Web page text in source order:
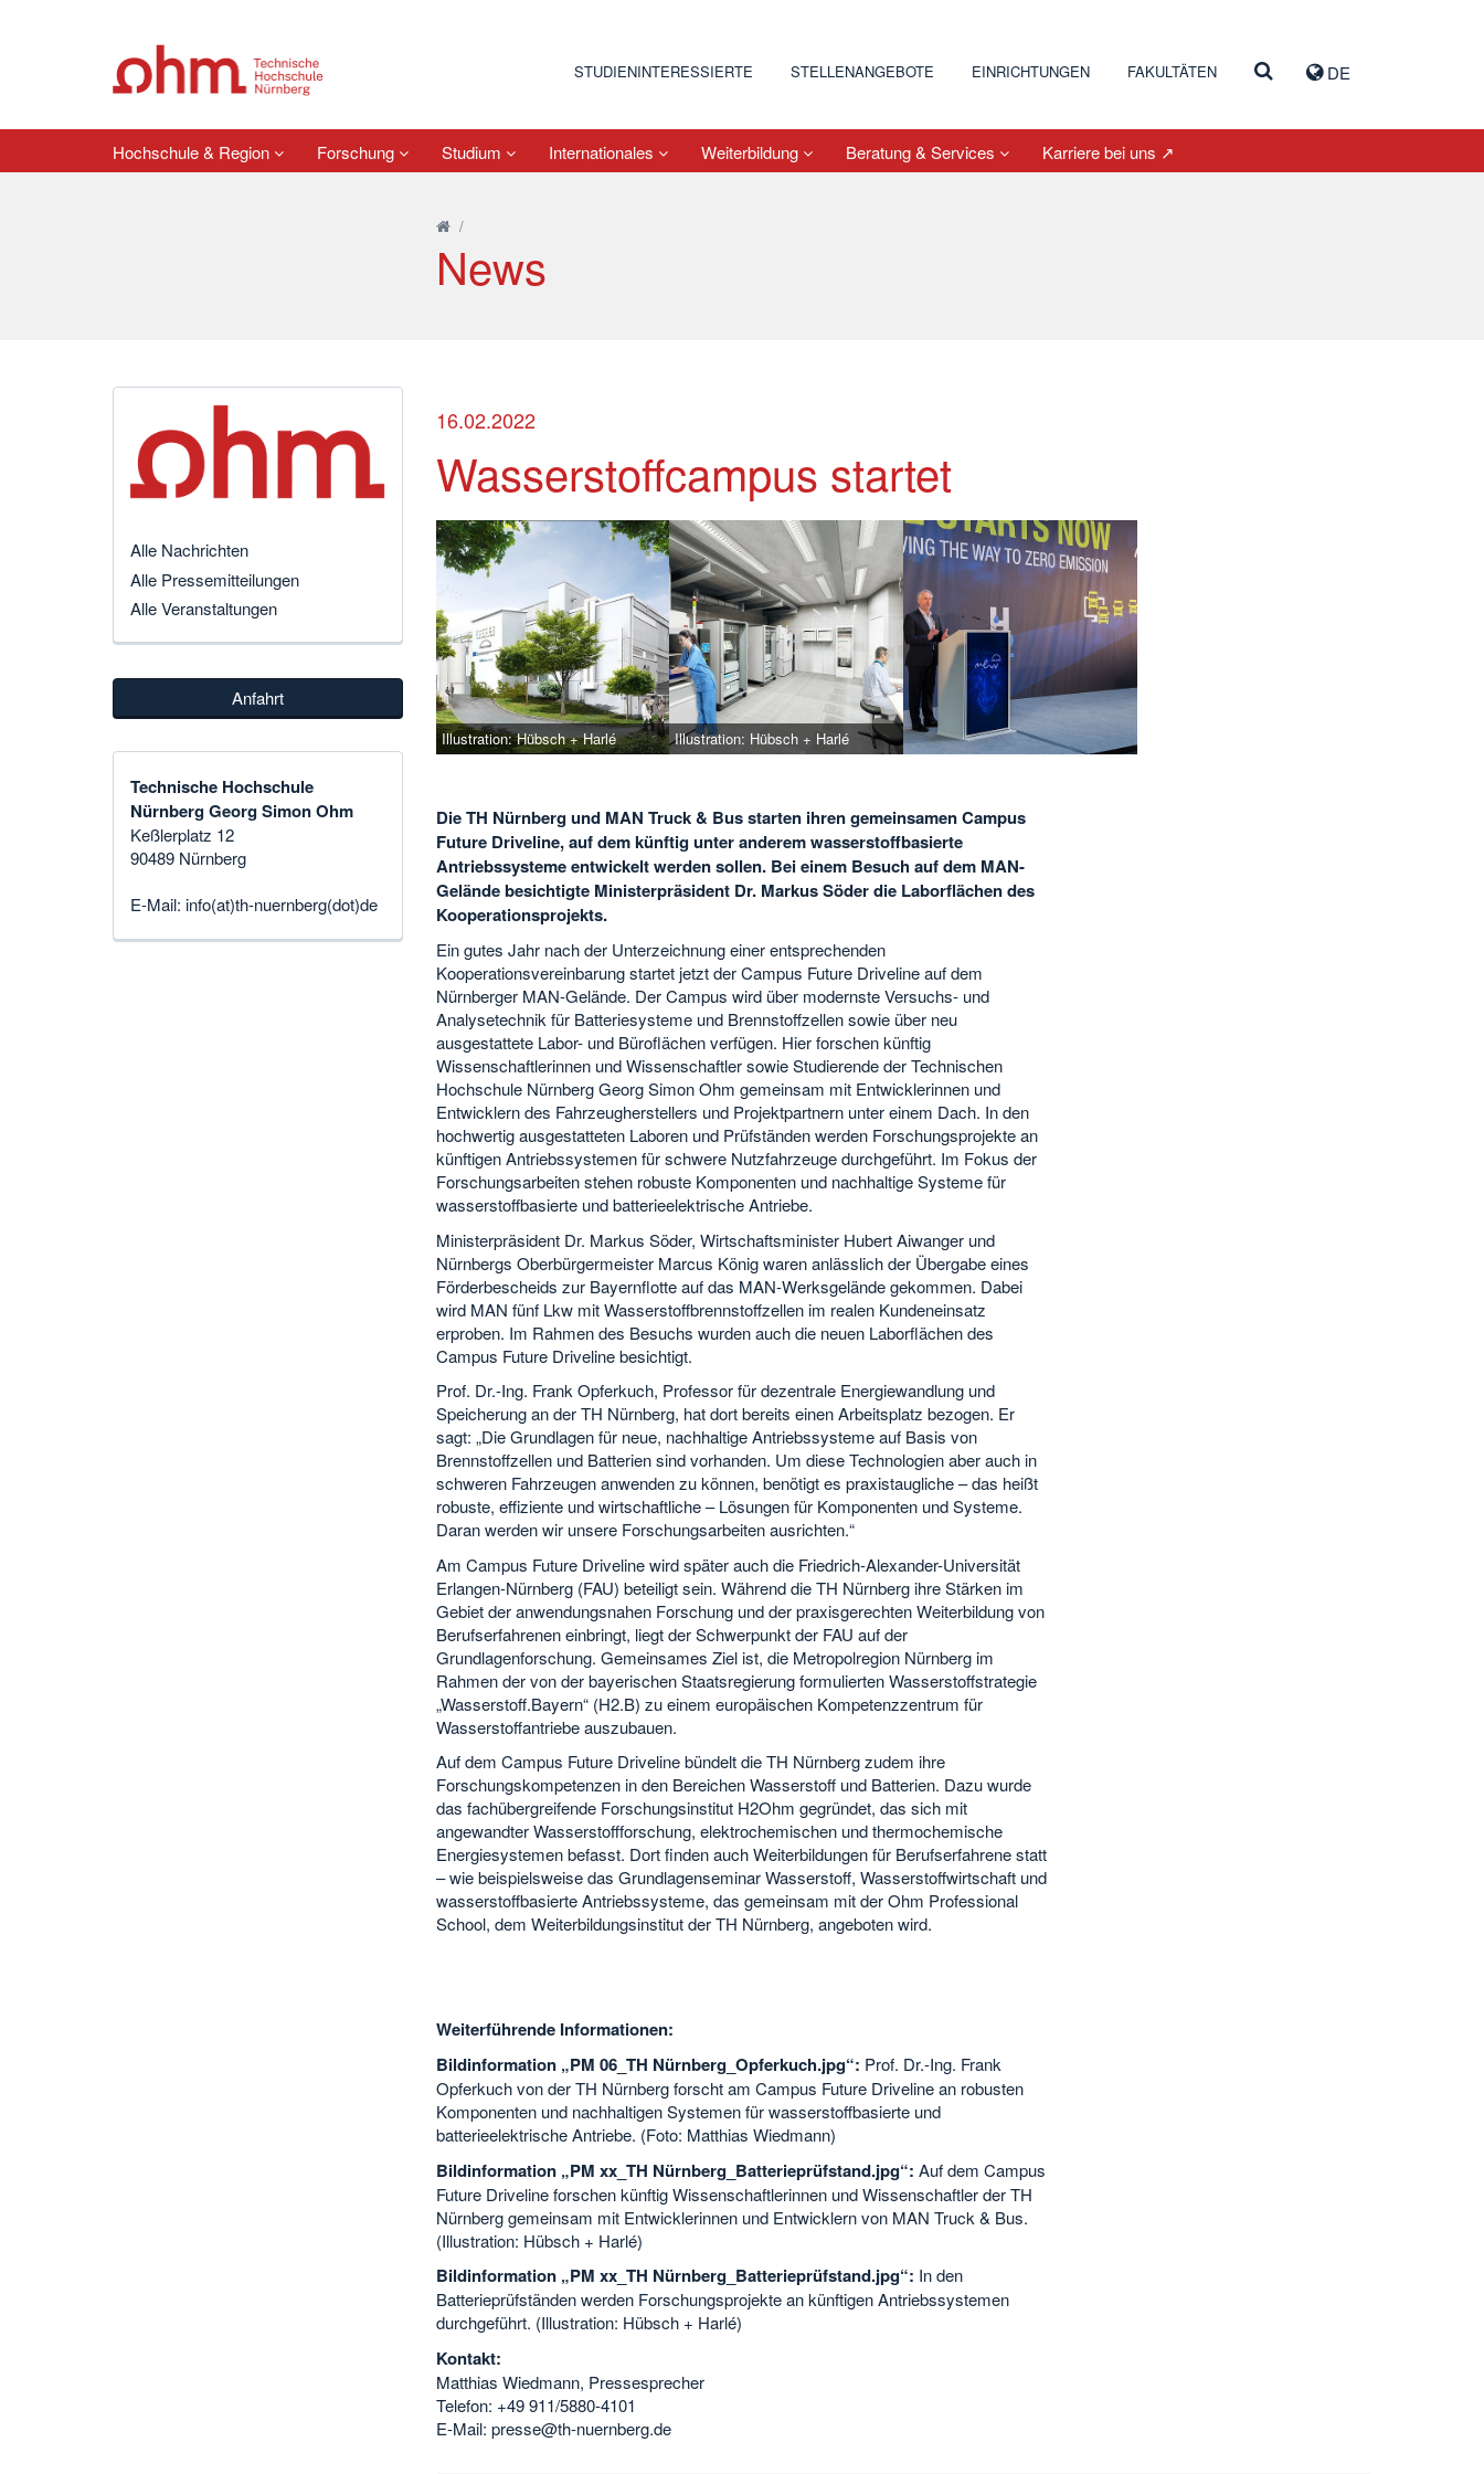
DE
STUDIENINTERESSIERTE STELLENANGEBOTE EINRICHTUNGEN FAKULTÄTEN
Hochschule & Region Forschung Studium Internationales Weiterbildung Beratung & Services Karriere bei uns ↗
/
News
16.02.2022
Wasserstoffcampus startet
Illustration: Hübsch + Harlé Illustration: Hübsch + Harlé
Die TH Nürnberg und MAN Truck & Bus starten ihren gemeinsamen Campus
Future Driveline, auf dem künftig unter anderem wasserstoffbasierte
Antriebssysteme entwickelt werden sollen. Bei einem Besuch auf dem MAN-
Gelände besichtigte Ministerpräsident Dr. Markus Söder die Laborflächen des
Kooperationsprojekts.
Ein gutes Jahr nach der Unterzeichnung einer entsprechenden
Kooperationsvereinbarung startet jetzt der Campus Future Driveline auf dem
Nürnberger MAN-Gelände. Der Campus wird über modernste Versuchs- und
Analysetechnik für Batteriesysteme und Brennstoffzellen sowie über neu
ausgestattete Labor- und Büroflächen verfügen. Hier forschen künftig
Wissenschaftlerinnen und Wissenschaftler sowie Studierende der Technischen
Hochschule Nürnberg Georg Simon Ohm gemeinsam mit Entwicklerinnen und
Entwicklern des Fahrzeugherstellers und Projektpartnern unter einem Dach. In den
hochwertig ausgestatteten Laboren und Prüfständen werden Forschungsprojekte an
künftigen Antriebssystemen für schwere Nutzfahrzeuge durchgeführt. Im Fokus der
Forschungsarbeiten stehen robuste Komponenten und nachhaltige Systeme für
wasserstoffbasierte und batterieelektrische Antriebe.
Ministerpräsident Dr. Markus Söder, Wirtschaftsminister Hubert Aiwanger und
Nürnbergs Oberbürgermeister Marcus König waren anlässlich der Übergabe eines
Förderbescheids zur Bayernflotte auf das MAN-Werksgelände gekommen. Dabei
wird MAN fünf Lkw mit Wasserstoffbrennstoffzellen im realen Kundeneinsatz
erproben. Im Rahmen des Besuchs wurden auch die neuen Laborflächen des
Campus Future Driveline besichtigt.
Prof. Dr.-Ing. Frank Opferkuch, Professor für dezentrale Energiewandlung und
Speicherung an der TH Nürnberg, hat dort bereits einen Arbeitsplatz bezogen. Er
sagt: „Die Grundlagen für neue, nachhaltige Antriebssysteme auf Basis von
Brennstoffzellen und Batterien sind vorhanden. Um diese Technologien aber auch in
schweren Fahrzeugen anwenden zu können, benötigt es praxistaugliche – das heißt
robuste, effiziente und wirtschaftliche – Lösungen für Komponenten und Systeme.
Daran werden wir unsere Forschungsarbeiten ausrichten.“
Am Campus Future Driveline wird später auch die Friedrich-Alexander-Universität
Erlangen-Nürnberg (FAU) beteiligt sein. Während die TH Nürnberg ihre Stärken im
Gebiet der anwendungsnahen Forschung und der praxisgerechten Weiterbildung von
Berufserfahrenen einbringt, liegt der Schwerpunkt der FAU auf der
Grundlagenforschung. Gemeinsames Ziel ist, die Metropolregion Nürnberg im
Rahmen der von der bayerischen Staatsregierung formulierten Wasserstoffstrategie
„Wasserstoff.Bayern“ (H2.B) zu einem europäischen Kompetenzzentrum für
Wasserstoffantriebe auszubauen.
Auf dem Campus Future Driveline bündelt die TH Nürnberg zudem ihre
Forschungskompetenzen in den Bereichen Wasserstoff und Batterien. Dazu wurde
das fachübergreifende Forschungsinstitut H2Ohm gegründet, das sich mit
angewandter Wasserstoffforschung, elektrochemischen und thermochemische
Energiesystemen befasst. Dort finden auch Weiterbildungen für Berufserfahrene statt
– wie beispielsweise das Grundlagenseminar Wasserstoff, Wasserstoffwirtschaft und
wasserstoffbasierte Antriebssysteme, das gemeinsam mit der Ohm Professional
School, dem Weiterbildungsinstitut der TH Nürnberg, angeboten wird.
Weiterführende Informationen:
Bildinformation „PM 06_TH Nürnberg_Opferkuch.jpg“: Prof. Dr.-Ing. Frank
Opferkuch von der TH Nürnberg forscht am Campus Future Driveline an robusten
Komponenten und nachhaltigen Systemen für wasserstoffbasierte und
batterieelektrische Antriebe. (Foto: Matthias Wiedmann)
Bildinformation „PM xx_TH Nürnberg_Batterieprüfstand.jpg“: Auf dem Campus
Future Driveline forschen künftig Wissenschaftlerinnen und Wissenschaftler der TH
Nürnberg gemeinsam mit Entwicklerinnen und Entwicklern von MAN Truck & Bus.
(Illustration: Hübsch + Harlé)
Bildinformation „PM xx_TH Nürnberg_Batterieprüfstand.jpg“: In den
Batterieprüfständen werden Forschungsprojekte an künftigen Antriebssystemen
durchgeführt. (Illustration: Hübsch + Harlé)
Kontakt:
Matthias Wiedmann, Pressesprecher
Telefon: +49 911/5880-4101
E-Mail: presse@th-nuernberg.de
Alle Nachrichten
Alle Pressemitteilungen
Alle Veranstaltungen
Anfahrt
Technische Hochschule
Nürnberg Georg Simon Ohm
Keßlerplatz 12
90489 Nürnberg
E-Mail: info(at)th-nuernberg(dot)de